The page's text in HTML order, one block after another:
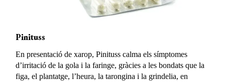
Pinituss
En presentació de xarop, Pinituss calma els símptomes
d’irritació de la gola i la faringe, gràcies a les bondats que la
figa, el plantatge, l’heura, la tarongina i la grindelia, en